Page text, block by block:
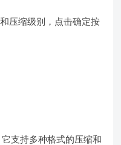
压缩级别，点击确定按
支持多种格式的压缩和